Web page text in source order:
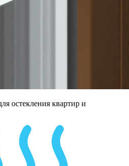
остекления квартир и